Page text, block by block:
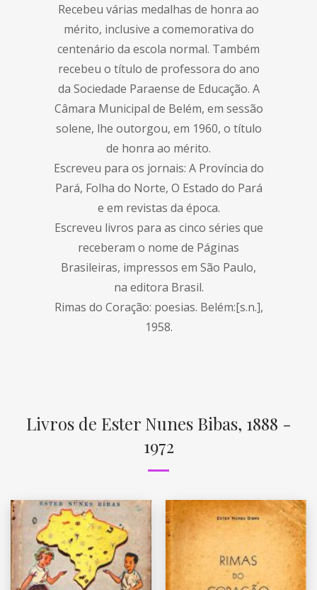
Recebeu várias medalhas de honra ao
mérito, inclusive a comemorativa do
centenário da escola normal. Também
recebeu o título de professora do ano
da Sociedade Paraense de Educação. A
Câmara Municipal de Belém, em sessão
solene, lhe outorgou, em 1960, o título
de honra ao mérito.
Escreveu para os jornais: A Província do
Pará, Folha do Norte, O Estado do Pará
e em revistas da época.
Escreveu livros para as cinco séries que
receberam o nome de Páginas
Brasileiras, impressos em São Paulo,
na editora Brasil.
Rimas do Coração: poesias. Belém:[s.n.],
1958.
Livros de Ester Nunes Bibas, 1888 -
1972